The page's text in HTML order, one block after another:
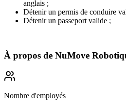
anglais ;
Détenir un permis de conduire
Détenir un passeport valide ;
À propos de NuMove
Nombre d'employés